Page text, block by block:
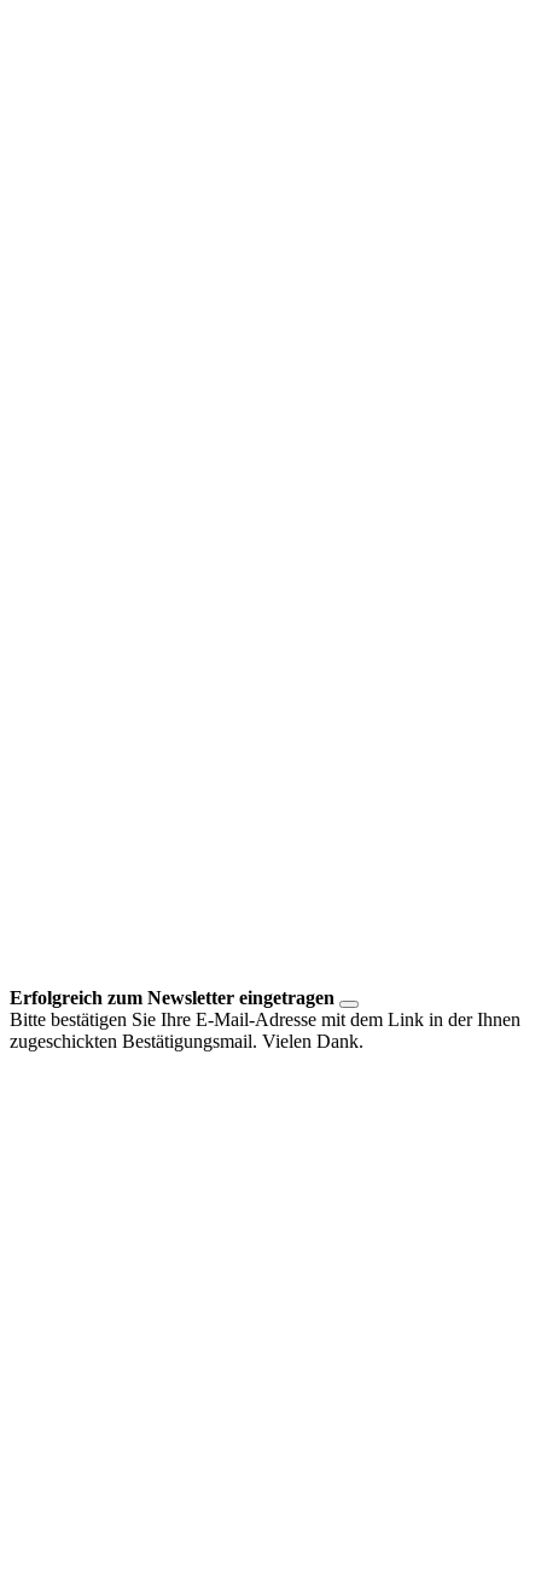
Erfolgreich zum Newsletter eingetragen
Bitte bestätigen Sie Ihre E-Mail-Adresse mit dem Link in der Ihnen
zugeschickten Bestätigungsmail. Vielen Dank.